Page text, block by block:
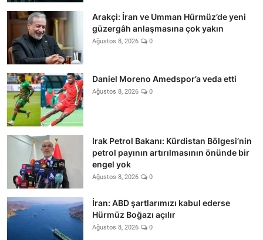
Arakçi: İran ve Umman Hürmüz’de yeni
güzergâh anlaşmasına çok yakın
Ağustos 8, 2026 0
Daniel Moreno Amedspor’a veda etti
Ağustos 8, 2026 0
Irak Petrol Bakanı: Kürdistan Bölgesi’nin
petrol payının artırılmasının önünde bir
engel yok
Ağustos 8, 2026 0
İran: ABD şartlarımızı kabul ederse
Hürmüz Boğazı açılır
Ağustos 8, 2026 0